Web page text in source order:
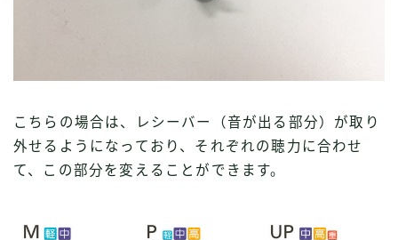
こちらの場合は、レシーバー（音が出る部分）が取り
外せるようになっており、それぞれの聴力に合わせ
て、この部分を変えることができます。